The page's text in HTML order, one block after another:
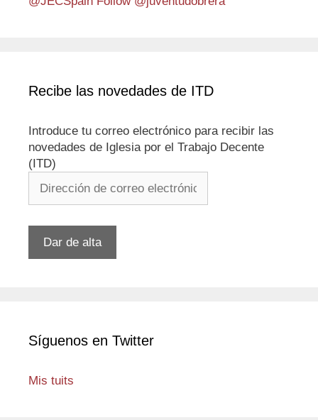
Recibe las novedades de ITD
Introduce tu correo electrónico para recibir las
novedades de Iglesia por el Trabajo Decente
(ITD)
electrónico
Dar de alta
Síguenos en Twitter
Mis tuits